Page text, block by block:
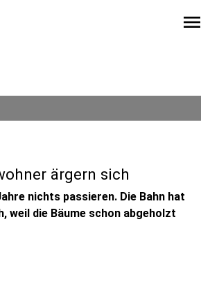
menu
ärgern sich
nichts passieren. Die Bahn hat
weil die Bäume schon abgeholzt